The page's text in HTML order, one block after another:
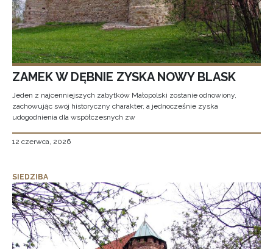
ZAMEK W DĘBNIE ZYSKA NOWY BLASK
Jeden z najcenniejszych zabytków Małopolski zostanie odnowiony,
zachowując swój historyczny charakter, a jednocześnie zyska
udogodnienia dla współczesnych zw
12 czerwca, 2026
SIEDZIBA